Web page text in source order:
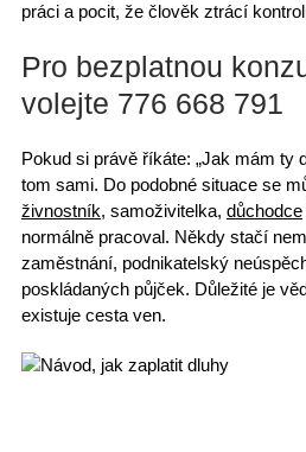
práci a pocit, že člověk ztrácí
Pro bezplatnou
volejte 776 668 791
Pokud si právě říkáte: „Jak mám ty
tom sami. Do podobné situace se
živnostník, samoživitelka, důchodce
normálně pracoval. Někdy stačí
zaměstnání, podnikatelský
poskládaných půjček. Důležité je
existuje cesta ven.